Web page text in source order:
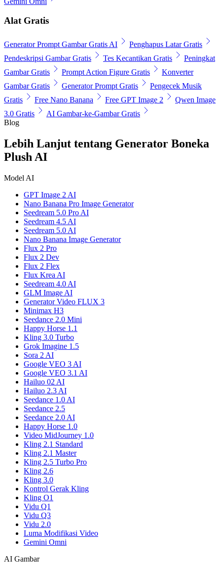
Alat Gratis
Generator Prompt Gambar Gratis AI
Penghapus Latar Gratis
Pendeskripsi Gambar Gratis
Tes Kecantikan Gratis
Peningkat
Gambar Gratis
Prompt Action Figure Gratis
Konverter
Gambar Gratis
Generator Prompt Gratis
Pengecek Musik
Gratis
Free Nano Banana Free GPT Image 2
Qwen Image
3.0 Gratis
AI Gambar-ke-Gambar Gratis
Blog
Lebih Lanjut tentang Generator Boneka
Plush AI
Model AI
GPT Image 2 AI
Nano Banana Pro Image Generator
Seedream 5.0 Pro AI
Seedream 4.5 AI
Seedream 5.0 AI
Nano Banana Image Generator
Flux 2 Pro
Flux 2 Dev
Flux 2 Flex
Flux Krea AI
Seedream 4.0 AI
GLM Image AI
Generator Video FLUX 3
Minimax H3
Seedance 2.0 Mini
Happy Horse 1.1
Kling 3.0 Turbo
Grok Imagine 1.5
Sora 2 AI
Google VEO 3 AI
Google VEO 3.1 AI
Hailuo 02 AI
Hailuo 2.3 AI
Seedance 1.0 AI
Seedance 2.5
Seedance 2.0 AI
Happy Horse 1.0
Video MidJourney 1.0
Kling 2.1 Standard
Kling 2.1 Master
Kling 2.5 Turbo Pro
Kling 2.6
Kling 3.0
Kontrol Gerak Kling
Kling O1
Vidu Q1
Vidu Q3
Vidu 2.0
Luma Modifikasi Video
Gemini Omni
AI Gambar